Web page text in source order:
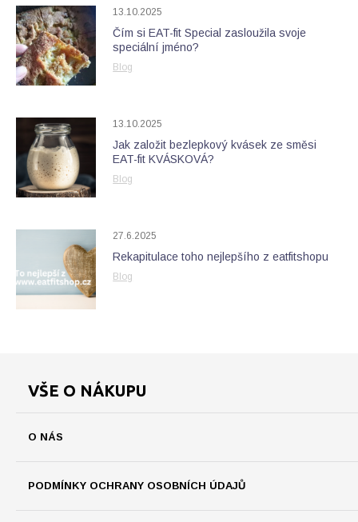
13.10.2025
Čím si EAT-fit Special zasloužila svoje
speciální jméno?
Blog
13.10.2025
Jak založit bezlepkový kvásek ze směsi
EAT-fit KVÁSKOVÁ?
Blog
27.6.2025
Rekapitulace toho nejlepšího z eatfitshopu
Blog
VŠE O NÁKUPU
O NÁS
PODMÍNKY OCHRANY OSOBNÍCH ÚDAJŮ